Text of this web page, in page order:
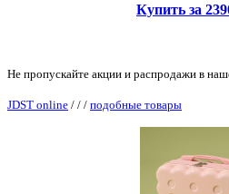
Купить за
Не пропускайте акции и распродажи в
JDST online / / / подобные товары